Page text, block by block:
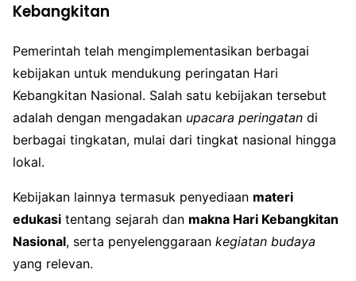
Kebangkitan
Pemerintah telah mengimplementasikan berbagai
kebijakan untuk mendukung peringatan Hari
Kebangkitan Nasional. Salah satu kebijakan tersebut
adalah dengan mengadakan upacara peringatan di
berbagai tingkatan, mulai dari tingkat nasional hingga
lokal.
Kebijakan lainnya termasuk penyediaan materi
edukasi tentang sejarah dan makna Hari Kebangkitan
Nasional, serta penyelenggaraan kegiatan budaya
yang relevan.